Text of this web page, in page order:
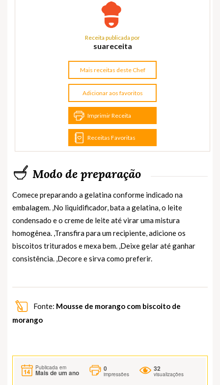
Receita publicada por
suareceita
Mais receitas deste Chef
Adicionar aos favoritos
Imprimir Receita
Receitas Favoritas
Modo de preparação
Comece preparando a gelatina conforme indicado na
embalagem. ,No liquidificador, bata a gelatina, o leite
condensado e o creme de leite até virar uma mistura
homogênea. ,Transfira para um recipiente, adicione os
biscoitos triturados e mexa bem. ,Deixe gelar até ganhar
consistência. ,Decore e sirva como preferir.
Fonte: Mousse de morango com biscoito de
morango
Publicada em
Mais de um ano
0
impressões
32
visualizações